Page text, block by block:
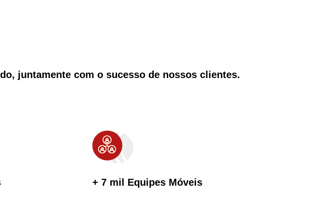
juntamente com o sucesso de nossos clientes.
+ 7 mil Equipes Móveis